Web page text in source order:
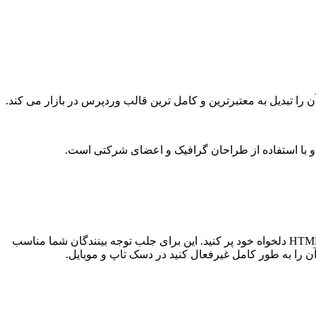
با استفاده از طراحان گرافیک و اعضای شرکتی است.
این برای جلب توجه بینندگان شما مناسب